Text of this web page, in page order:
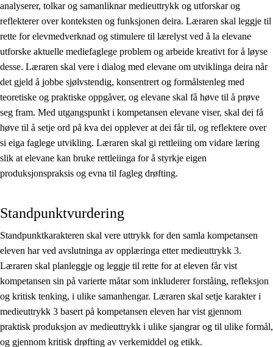
analyserer, tolkar og samanliknar medieuttrykk og utforskar og
reflekterer over konteksten og funksjonen deira. Læraren skal leggje til
rette for elevmedverknad og stimulere til lærelyst ved å la elevane
utforske aktuelle mediefaglege problem og arbeide kreativt for å løyse
desse. Læraren skal vere i dialog med elevane om utviklinga deira når
det gjeld å jobbe sjølvstendig, konsentrert og formålstenleg med
teoretiske og praktiske oppgåver, og elevane skal få høve til å prøve
seg fram. Med utgangspunkt i kompetansen elevane viser, skal dei få
høve til å setje ord på kva dei opplever at dei får til, og reflektere over
si eiga faglege utvikling. Læraren skal gi rettleiing om vidare læring
slik at elevane kan bruke rettleiinga for å styrkje eigen
produksjonspraksis og evna til fagleg drøfting.
Standpunktvurdering
Standpunktkarakteren skal vere uttrykk for den samla kompetansen
eleven har ved avslutninga av opplæringa etter medieuttrykk 3.
Læraren skal planleggje og leggje til rette for at eleven får vist
kompetansen sin på varierte måtar som inkluderer forståing, refleksjon
og kritisk tenking, i ulike samanhengar. Læraren skal setje karakter i
medieuttrykk 3 basert på kompetansen eleven har vist gjennom
praktisk produksjon av medieuttrykk i ulike sjangrar og til ulike formål,
og gjennom kritisk drøfting av verkemiddel og etikk.